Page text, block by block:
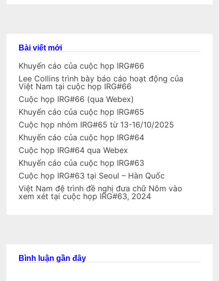
Bài viết mới
Khuyến cáo của cuộc họp IRG#66
Lee Collins trình bày báo cáo hoạt động của
Việt Nam tại cuộc họp IRG#66
Cuộc họp IRG#66 (qua Webex)
Khuyến cáo của cuộc họp IRG#65
Cuộc họp nhóm IRG#65 từ 13-16/10/2025
Khuyến cáo của cuộc họp IRG#64
Cuộc họp IRG#64 qua Webex
Khuyến cáo của cuộc họp IRG#63
Cuộc họp IRG#63 tại Seoul – Hàn Quốc
Việt Nam đệ trình đề nghị đưa chữ Nôm vào
xem xét tại cuộc họp IRG#63, 2024
Bình luận gần đây